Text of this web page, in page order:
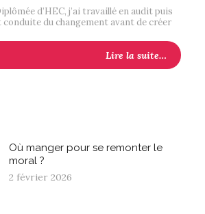
d’HEC, j’ai travaillé en audit puis
conduite du changement avant de créer
Lire la suite…
Où manger pour se remonter le
moral ?
2 février 2026